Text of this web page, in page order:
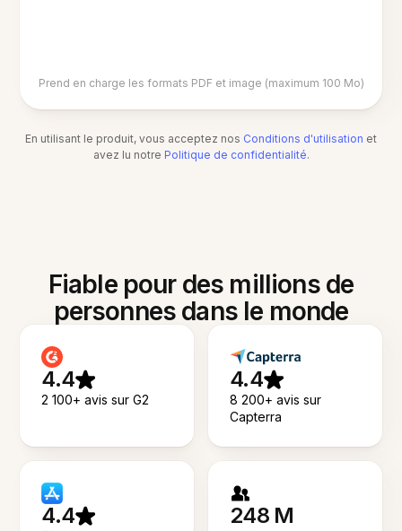
Prend en charge les formats PDF et image (maximum 100 Mo)
En utilisant le produit, vous acceptez nos Conditions d'utilisation et
avez lu notre Politique de confidentialité.
Fiable pour des millions de
personnes dans le monde
4.4
2 100+ avis sur G2
4.4
8 200+ avis sur
Capterra
4.4 248 M